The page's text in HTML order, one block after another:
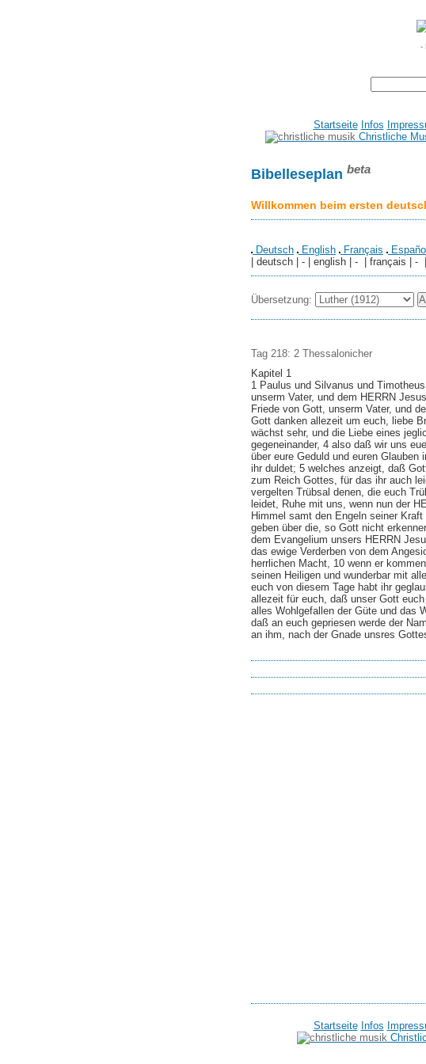
-
Startseite Infos
Christliche
Bibelleseplan beta
Willkommen beim ersten
Deutsch English Français
Español
| deutsch | - | english | - | français | - |
Übersetzung:
Tag 218: 2 Thessalonicher
Kapitel 1
1 Paulus und Silvanus und
unserm Vater, und dem HERRN
Friede von Gott, unserm Vater, und
Gott danken allezeit um euch, liebe
wächst sehr, und die Liebe eines
gegeneinander, 4 also daß wir uns
über eure Geduld und euren Glauben
ihr duldet; 5 welches anzeigt, daß
zum Reich Gottes, für das ihr auch
vergelten Trübsal denen, die euch
leidet, Ruhe mit uns, wenn nun der
Himmel samt den Engeln seiner
geben über die, so Gott nicht
dem Evangelium unsers HERRN
das ewige Verderben von dem
herrlichen Macht, 10 wenn er
seinen Heiligen und wunderbar mit
euch von diesem Tage habt ihr
allezeit für euch, daß unser Gott
alles Wohlgefallen der Güte und das
daß an euch gepriesen werde der
an ihm, nach der Gnade unsres
Startseite Infos